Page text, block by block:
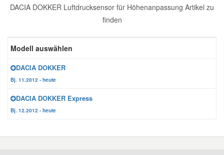
DACIA DOKKER Luftdrucksensor für Höhenanpassung Artikel zu
finden
Modell auswählen
DACIA DOKKER
Bj. 11.2012 - heute
DACIA DOKKER Express
Bj. 12.2012 - heute
Zündanlage und Glühanlage
Karosserie Werkzeug
Werkstattbedarf
Winter-Autozubehör
Daihatsu Ersatzteile
Honda Ersatzteile